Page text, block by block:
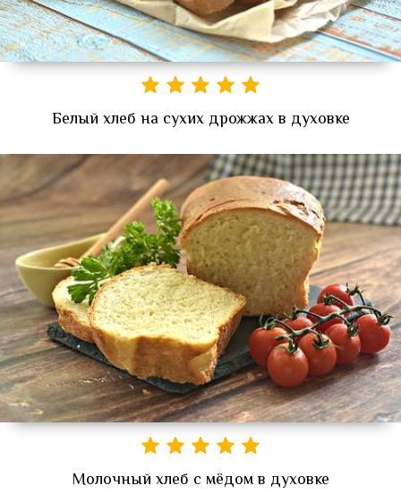
Белый хлеб на сухих дрожжах в духовке
Молочный хлеб с мёдом в духовке